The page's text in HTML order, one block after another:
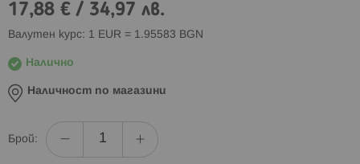
17,88 € / 34,97 лв.
Валутен курс: 1 EUR = 1.95583 BGN
Налично
Наличност по магазини
Брой: